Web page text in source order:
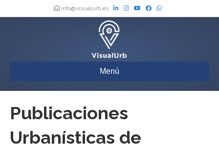
info@visualurb.es
Menú
Publicaciones
Urbanísticas de